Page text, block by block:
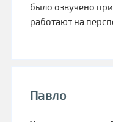
было озвучено
работают на
Павло